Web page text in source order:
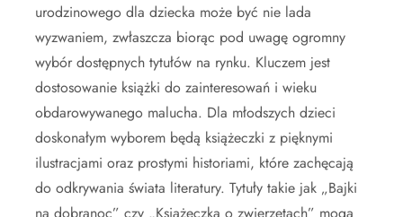
urodzinowego dla dziecka może być nie lada
wyzwaniem, zwłaszcza biorąc pod uwagę ogromny
wybór dostępnych tytułów na rynku. Kluczem jest
dostosowanie książki do zainteresowań i wieku
obdarowywanego malucha. Dla młodszych dzieci
doskonałym wyborem będą książeczki z pięknymi
ilustracjami oraz prostymi historiami, które zachęcają
do odkrywania świata literatury. Tytuły takie jak „Bajki
na dobranoc” czy „Książeczka o zwierzętach” mogą